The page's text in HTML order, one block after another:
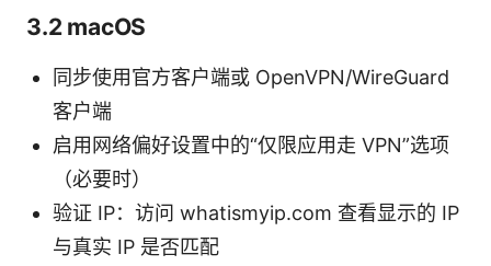
3.2 macOS
同步使用官方客户端或 OpenVPN/WireGuard
客户端
启用网络偏好设置中的“仅限应用走 VPN”选项
（必要时）
验证 IP：访问 whatismyip.com 查看显示的 IP
与真实 IP 是否匹配